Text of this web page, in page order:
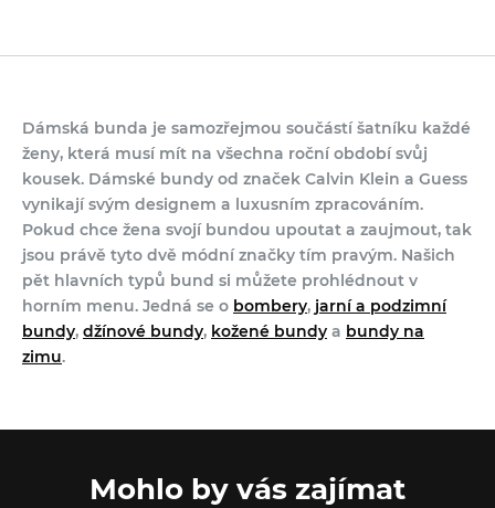
Dámská bunda je samozřejmou součástí šatníku každé
ženy, která musí mít na všechna roční období svůj
kousek. Dámské bundy od značek Calvin Klein a Guess
vynikají svým designem a luxusním zpracováním.
Pokud chce žena svojí bundou upoutat a zaujmout, tak
jsou právě tyto dvě módní značky tím pravým. Našich
pět hlavních typů bund si můžete prohlédnout v
horním menu. Jedná se o bombery, jarní a podzimní
bundy, džínové bundy, kožené bundy a bundy na
zimu.
Mohlo by vás zajímat